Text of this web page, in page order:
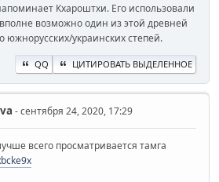
Кхароштхи. Его использовали
возможно один из этой древней
украинских степей.
QQ ЦИТИРОВАТЬ ВЫДЕЛЕННОЕ
- сентября 24, 2020, 17:29
всего просматривается тамга